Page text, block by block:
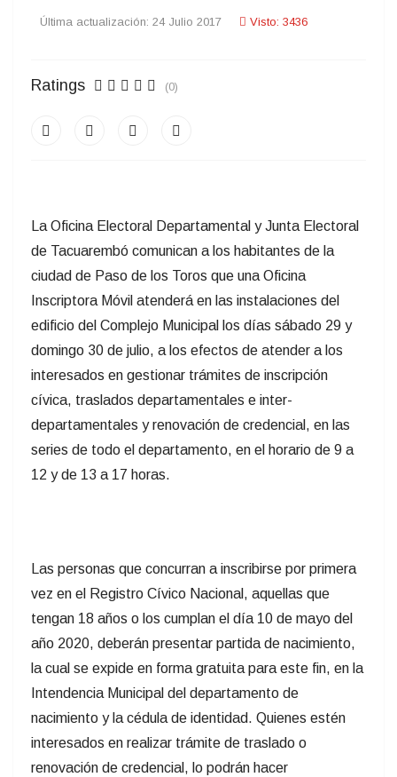
Última actualización: 24 Julio 2017 Visto: 3436
Ratings (0)
La Oficina Electoral Departamental y Junta Electoral
de Tacuarembó comunican a los habitantes de la
ciudad de Paso de los Toros que una Oficina
Inscriptora Móvil atenderá en las instalaciones del
edificio del Complejo Municipal los días sábado 29 y
domingo 30 de julio, a los efectos de atender a los
interesados en gestionar trámites de inscripción
cívica, traslados departamentales e inter-
departamentales y renovación de credencial, en las
series de todo el departamento, en el horario de 9 a
12 y de 13 a 17 horas.
Las personas que concurran a inscribirse por primera
vez en el Registro Cívico Nacional, aquellas que
tengan 18 años o los cumplan el día 10 de mayo del
año 2020, deberán presentar partida de nacimiento,
la cual se expide en forma gratuita para este fin, en la
Intendencia Municipal del departamento de
nacimiento y la cédula de identidad. Quienes estén
interesados en realizar trámite de traslado o
renovación de credencial, lo podrán hacer